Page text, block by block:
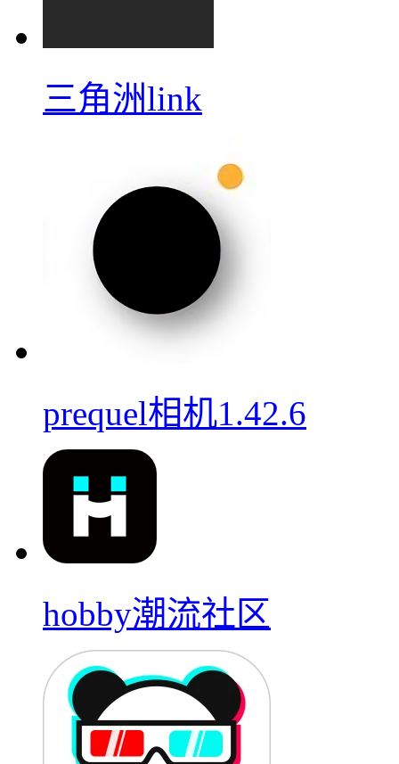
三角洲link
prequel相机1.42.6
hobby潮流社区